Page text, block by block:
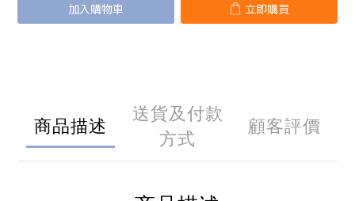
加入購物車 立即購買
商品描述
送貨及付款
方式
顧客評價